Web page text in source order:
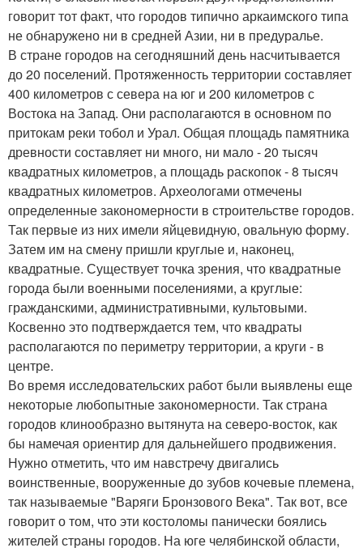
говорит тот факт, что городов типично аркаимского типа
не обнаружено ни в средней Азии, ни в предуралье.
В стране городов на сегодняшний день насчитывается
до 20 поселений. Протяженность территории составляет
400 километров с севера на юг и 200 километров с
Востока на Запад. Они располагаются в основном по
притокам реки тобол и Урал. Общая площадь памятника
древности составляет ни много, ни мало - 20 тысяч
квадратных километров, а площадь раскопок - 8 тысяч
квадратных километров. Археологами отмечены
определенные закономерности в строительстве городов.
Так первые из них имели яйцевидную, овальную форму.
Затем им на смену пришли круглые и, наконец,
квадратные. Существует точка зрения, что квадратные
города были военными поселениями, а круглые:
гражданскими, административными, культовыми.
Косвенно это подтверждается тем, что квадраты
располагаются по периметру территории, а круги - в
центре.
Во время исследовательских работ были выявлены еще
некоторые любопытные закономерности. Так страна
городов клинообразно вытянута на северо-восток, как
бы намечая ориентир для дальнейшего продвижения.
Нужно отметить, что им навстречу двигались
воинственные, вооруженные до зубов кочевые племена,
так называемые "Варяги Бронзового Века". Так вот, все
говорит о том, что эти костоломы панически боялись
жителей страны городов. На юге челябинской области,